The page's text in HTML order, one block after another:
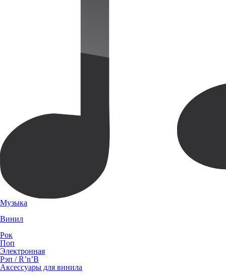
Музыка
Винил
Рок
Поп
Электронная
Рэп / R’n’B
Аксессуары для винила